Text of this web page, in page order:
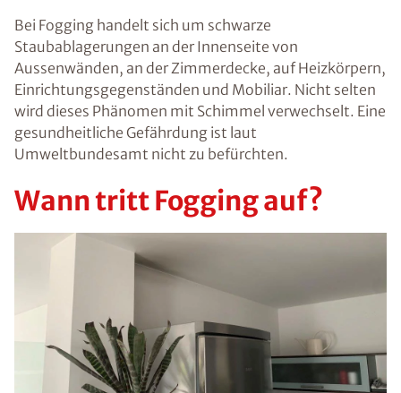
Bei Fogging handelt sich um schwarze
Staubablagerungen an der Innenseite von
Aussenwänden, an der Zimmerdecke, auf Heizkörpern,
Einrichtungsgegenständen und Mobiliar. Nicht selten
wird dieses Phänomen mit Schimmel verwechselt. Eine
gesundheitliche Gefährdung ist laut
Umweltbundesamt nicht zu befürchten.
Wann tritt Fogging auf?